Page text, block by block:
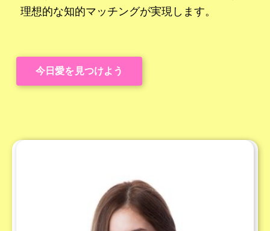
理想的な知的マッチングが実現します。
今日愛を見つけよう